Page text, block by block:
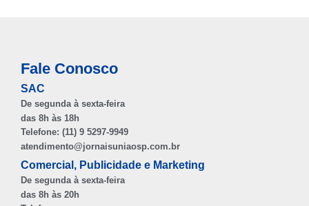
Fale Conosco
SAC
De segunda à sexta-feira
das 8h às 18h
Telefone: (11) 9 5297-9949
atendimento@jornaisuniaosp.com.br
Comercial, Publicidade e Marketing
De segunda à sexta-feira
das 8h às 20h